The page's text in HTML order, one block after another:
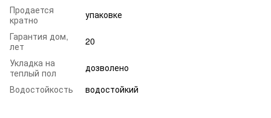
Продается
кратно
упаковке
Гарантия дом,
лет
20
Укладка на
теплый пол
дозволено
Водостойкость
водостойкий